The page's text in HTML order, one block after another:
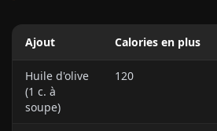
Ajout Calories en plus
Huile d'olive
(1 c. à
soupe)
120